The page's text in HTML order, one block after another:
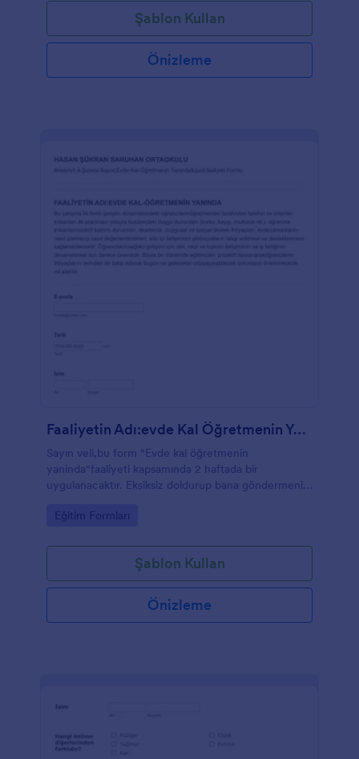
Şablon Kullan
Önizleme
Faaliyetin Adı:evde Kal Öğretmenin Yanında
Sayın veli,bu form "Evde kal öğretmenin
yaninda"faaliyeti kapsamında 2 haftada bir
uygulanacaktır. Eksiksiz doldurup bana göndermenizi
Go to Category:
Eğitim Formları
Şablon Kullan
Önizleme